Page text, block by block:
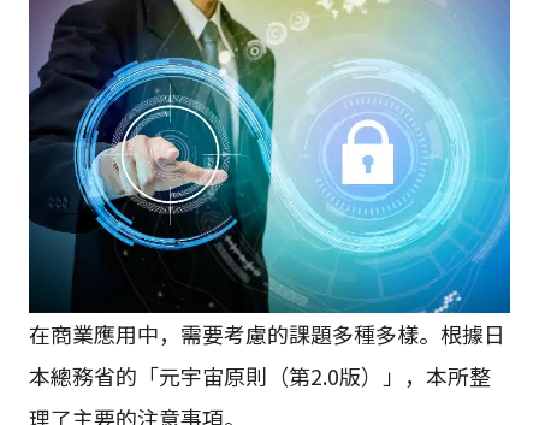
在商業應用中，需要考慮的課題多種多樣。根據日
本總務省的「元宇宙原則（第2.0版）」，本所整
理了主要的注意事項。